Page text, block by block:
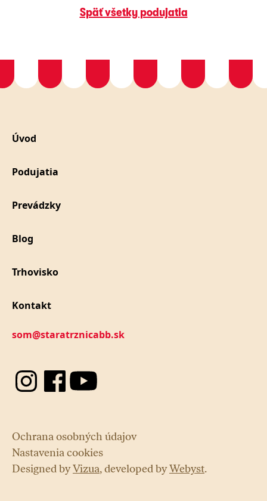
Späť všetky podujatia
som@staratrznicabb.sk
Úvod
Podujatia
Prevádzky
Blog
Trhovisko
Kontakt
Ochrana osobných údajov
Nastavenia cookies
Designed byVizua, developed byWebyst.